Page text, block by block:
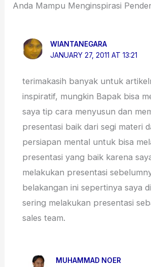
Anda Mampu Menginspirasi
WIANTANEGARA
JANUARY 27, 2011 AT 13:21
terimakasih banyak untuk
inspiratif, mungkin Bapak bisa
saya tip cara menyusun dan
presentasi baik dari segi materi
persiapan mental untuk bisa
presentasi yang baik karena
melakukan presentasi
belakangan ini sepertinya saya
sering melakukan presentasi
sales team.
MUHAMMAD NOER